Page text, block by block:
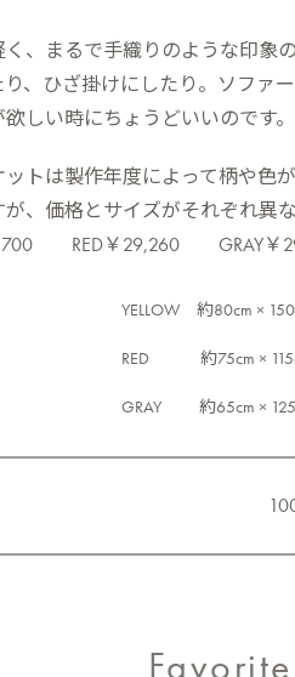
、まるで手織りのような印象
、ひざ掛けにしたり。ソファ
しい時にちょうどいいのです。
トは製作年度によって柄や色
、価格とサイズがそれぞれ異
RED￥29,260 GRAY￥
YELLOW 約80cm ×
RED 約75cm ×
GRAY 約65cm ×